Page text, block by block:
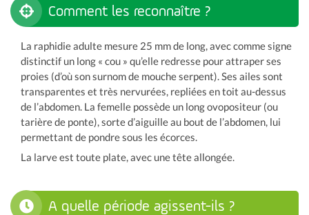
Comment les reconnaître ?
La raphidie adulte mesure 25 mm de long, avec comme signe
distinctif un long « cou » qu’elle redresse pour attraper ses
proies (d’où son surnom de mouche serpent). Ses ailes sont
transparentes et très nervurées, repliées en toit au-dessus
de l’abdomen. La femelle possède un long ovopositeur (ou
tarière de ponte), sorte d’aiguille au bout de l’abdomen, lui
permettant de pondre sous les écorces.
La larve est toute plate, avec une tête allongée.
A quelle période agissent-ils ?